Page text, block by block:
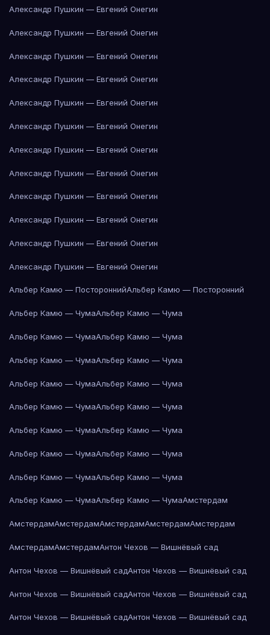
Александр Пушкин — Евгений Онегин
Александр Пушкин — Евгений Онегин
Александр Пушкин — Евгений Онегин
Александр Пушкин — Евгений Онегин
Александр Пушкин — Евгений Онегин
Александр Пушкин — Евгений Онегин
Александр Пушкин — Евгений Онегин
Александр Пушкин — Евгений Онегин
Александр Пушкин — Евгений Онегин
Александр Пушкин — Евгений Онегин
Александр Пушкин — Евгений Онегин
Александр Пушкин — Евгений Онегин
Альбер Камю — ПостороннийАльбер Камю — Посторонний
Альбер Камю — ЧумаАльбер Камю — Чума
Альбер Камю — ЧумаАльбер Камю — Чума
Альбер Камю — ЧумаАльбер Камю — Чума
Альбер Камю — ЧумаАльбер Камю — Чума
Альбер Камю — ЧумаАльбер Камю — Чума
Альбер Камю — ЧумаАльбер Камю — Чума
Альбер Камю — ЧумаАльбер Камю — Чума
Альбер Камю — ЧумаАльбер Камю — Чума
Альбер Камю — ЧумаАльбер Камю — ЧумаАмстердам
АмстердамАмстердамАмстердамАмстердамАмстердам
АмстердамАмстердамАнтон Чехов — Вишнёвый сад
Антон Чехов — Вишнёвый садАнтон Чехов — Вишнёвый сад
Антон Чехов — Вишнёвый садАнтон Чехов — Вишнёвый сад
Антон Чехов — Вишнёвый садАнтон Чехов — Вишнёвый сад